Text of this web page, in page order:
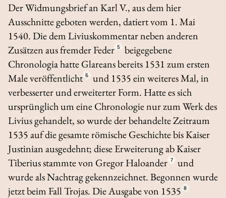
Der Widmungsbrief an Karl V., aus dem hier
Ausschnitte geboten werden, datiert vom 1. Mai
1540. Die dem Liviuskommentar neben anderen
Zusätzen aus fremder Feder 5
beigegebene
Chronologiahatte Glareans bereits 1531 zum ersten
Male veröffentlicht 6
und 1535 ein weiteres Mal, in
verbesserter und erweiterter Form. Hatte es sich
ursprünglich um eine Chronologie nur zum Werk des
Livius gehandelt, so wurde der behandelte Zeitraum
1535 auf die gesamte römische Geschichte bis Kaiser
Justinian ausgedehnt; diese Erweiterung ab Kaiser
Tiberius stammte von Gregor Haloander 7
und
wurde als Nachtrag gekennzeichnet. Begonnen wurde
jetzt beim Fall Trojas. Die Ausgabe von 1535 8